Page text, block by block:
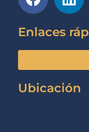
Enlaces
Ubicación